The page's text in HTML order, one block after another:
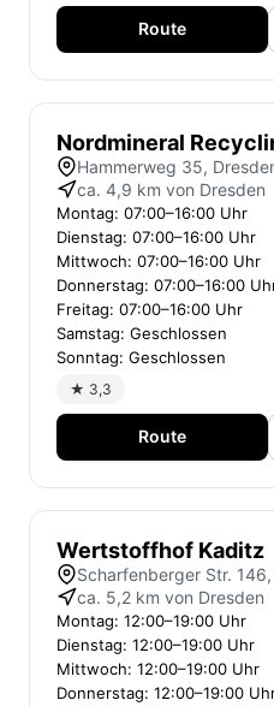
Route
Nordmineral
Hammerweg 35,
ca. 4,9 km von Dresden
Montag: 07:00–16:00 Uhr
Dienstag: 07:00–16:00 Uhr
Mittwoch: 07:00–16:00 Uhr
Donnerstag: 07:00–16:00
Freitag: 07:00–16:00 Uhr
Samstag: Geschlossen
Sonntag: Geschlossen
★ 3,3
Route
Wertstoffhof Kaditz
Scharfenberger Str.
ca. 5,2 km von Dresden
Montag: 12:00–19:00 Uhr
Dienstag: 12:00–19:00 Uhr
Mittwoch: 12:00–19:00 Uhr
Donnerstag: 12:00–19:00